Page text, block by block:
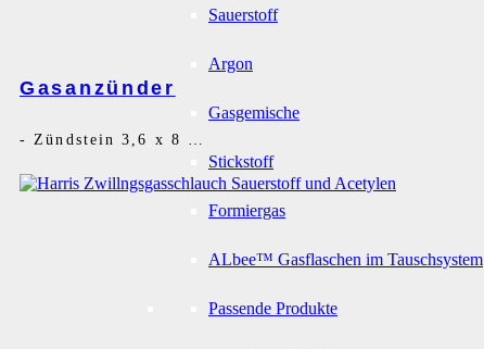
Sauerstoff
Argon
Gasgemische
Stickstoff
Formiergas
ALbee™ Gasflaschen im Tauschsystem
Passende Produkte
Gasanzünder
-Zündstein 3,6 x 8 mm